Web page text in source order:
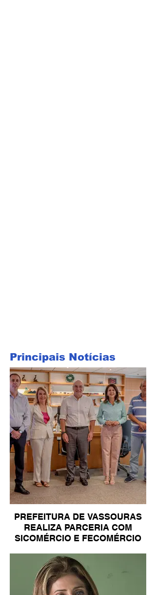
Principais Notícias
PREFEITURA DE VASSOURAS
REALIZA PARCERIA COM
SICOMÉRCIO E FECOMÉRCIO